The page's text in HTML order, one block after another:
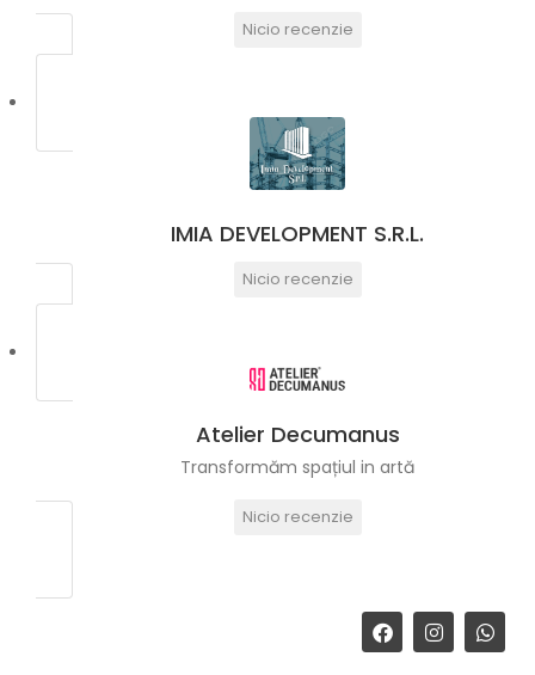
Nicio recenzie
IMIA DEVELOPMENT S.R.L.
Nicio recenzie
Atelier Decumanus
Transformăm spațiul in artă
Nicio recenzie